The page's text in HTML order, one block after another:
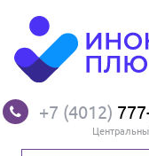
+7 (4012)